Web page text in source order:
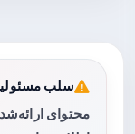
سلب
محتوای